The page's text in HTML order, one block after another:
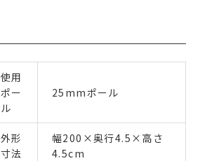
使用
ポー
ル
25mmポール
外形
寸法
幅200×奥行4.5×高さ
4.5cm